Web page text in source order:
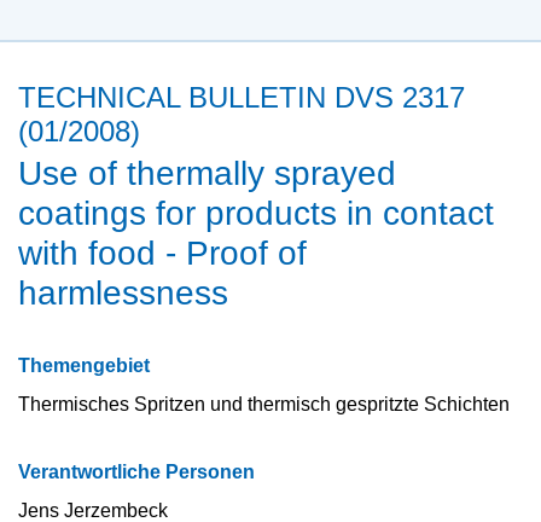
TECHNICAL BULLETIN DVS 2317
(01/2008)
Use of thermally sprayed
coatings for products in contact
with food - Proof of
harmlessness
Themengebiet
Thermisches Spritzen und thermisch gespritzte Schichten
Verantwortliche Personen
Jens Jerzembeck